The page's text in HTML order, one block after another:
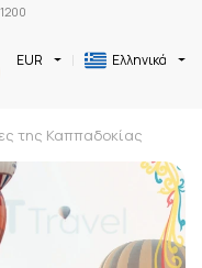
EUR Ελληνικά
της Καππαδοκίας